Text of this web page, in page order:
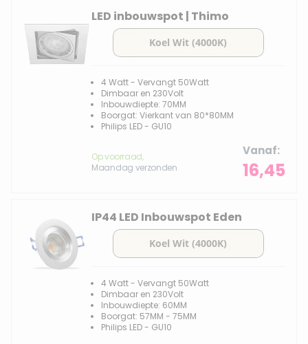
LED inbouwspot | Thimo
4 Watt - Vervangt 50Watt
Dimbaar en 230Volt
Inbouwdiepte: 70MM
Boorgat: Vierkant van 80*80MM
Philips LED - GU10
Op voorraad,
Maandag verzonden
Vanaf
16,45
IP44 LED Inbouwspot Eden
4 Watt - Vervangt 50Watt
Dimbaar en 230Volt
Inbouwdiepte: 60MM
Boorgat: 57MM - 75MM
Philips LED - GU10